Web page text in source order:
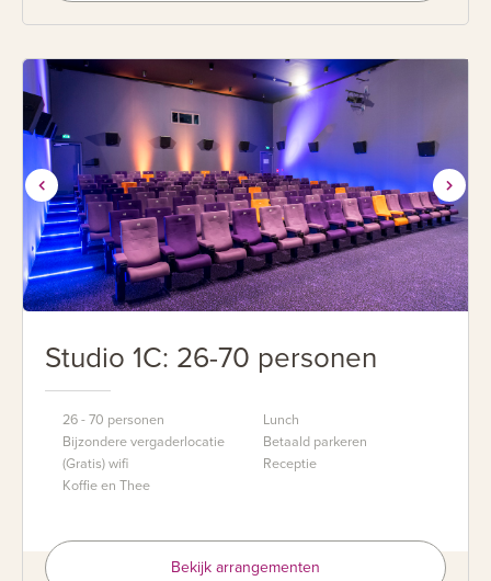
Studio 1C: 26-70 personen
26 - 70 personen
Bijzondere vergaderlocatie
(Gratis) wifi
Koffie en Thee
Lunch
Betaald parkeren
Receptie
Bekijk arrangementen